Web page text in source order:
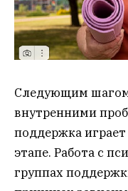
Следующим шагом
внутренними
поддержка
этапе. Работа с
группах